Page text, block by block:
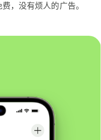
，没有烦人的广告。